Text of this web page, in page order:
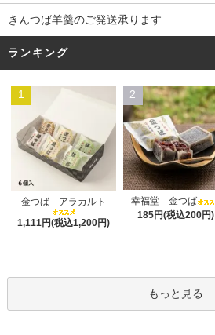
きんつば羊羹のご発送承ります
ランキング
1
金つば アラカルト
1,111円(税込1,200円)
2
幸福堂 金つば
185円(税込200円)
もっと見る